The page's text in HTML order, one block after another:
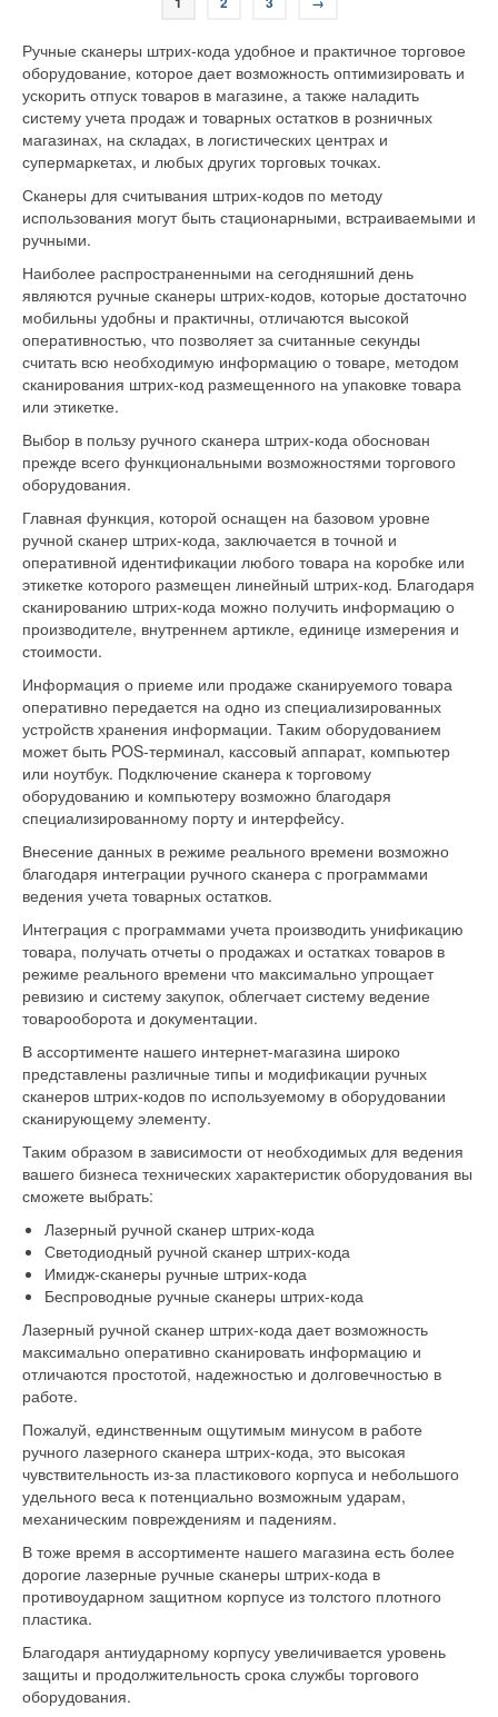
Ручные сканеры штрих-кода удобное и практичное торговое
оборудование, которое дает возможность оптимизировать и
ускорить отпуск товаров в магазине, а также наладить
систему учета продаж и товарных остатков в розничных
магазинах, на складах, в логистических центрах и
супермаркетах, и любых других торговых точках.
Сканеры для считывания штрих-кодов по методу
использования могут быть стационарными, встраиваемыми и
ручными.
Наиболее распространенными на сегодняшний день
являются ручные сканеры штрих-кодов, которые достаточно
мобильны удобны и практичны, отличаются высокой
оперативностью, что позволяет за считанные секунды
считать всю необходимую информацию о товаре, методом
сканирования штрих-код размещенного на упаковке товара
или этикетке.
Выбор в пользу ручного сканера штрих-кода обоснован
прежде всего функциональными возможностями торгового
оборудования.
Главная функция, которой оснащен на базовом уровне
ручной сканер штрих-кода, заключается в точной и
оперативной идентификации любого товара на коробке или
этикетке которого размещен линейный штрих-код. Благодаря
сканированию штрих-кода можно получить информацию о
производителе, внутреннем артикле, единице измерения и
стоимости.
Информация о приеме или продаже сканируемого товара
оперативно передается на одно из специализированных
устройств хранения информации. Таким оборудованием
может быть POS-терминал, кассовый аппарат, компьютер
или ноутбук. Подключение сканера к торговому
оборудованию и компьютеру возможно благодаря
специализированному порту и интерфейсу.
Внесение данных в режиме реального времени возможно
благодаря интеграции ручного сканера с программами
ведения учета товарных остатков.
Интеграция с программами учета производить унификацию
товара, получать отчеты о продажах и остатках товаров в
режиме реального времени что максимально упрощает
ревизию и систему закупок, облегчает систему ведение
товарооборота и документации.
В ассортименте нашего интернет-магазина широко
представлены различные типы и модификации ручных
сканеров штрих-кодов по используемому в оборудовании
сканирующему элементу.
Таким образом в зависимости от необходимых для ведения
вашего бизнеса технических характеристик оборудования вы
сможете выбрать:
Лазерный ручной сканер штрих-кода
Светодиодный ручной сканер штрих-кода
Имидж-сканеры ручные штрих-кода
Беспроводные ручные сканеры штрих-кода
Лазерный ручной сканер штрих-кода дает возможность
максимально оперативно сканировать информацию и
отличаются простотой, надежностью и долговечностью в
работе.
Пожалуй, единственным ощутимым минусом в работе
ручного лазерного сканера штрих-кода, это высокая
чувствительность из-за пластикового корпуса и небольшого
удельного веса к потенциально возможным ударам,
механическим повреждениям и падениям.
В тоже время в ассортименте нашего магазина есть более
дорогие лазерные ручные сканеры штрих-кода в
противоударном защитном корпусе из толстого плотного
пластика.
Благодаря антиударному корпусу увеличивается уровень
защиты и продолжительность срока службы торгового
оборудования.